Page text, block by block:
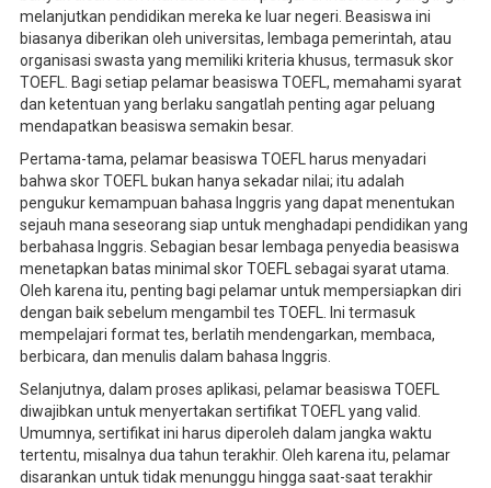
melanjutkan pendidikan mereka ke luar negeri. Beasiswa ini
biasanya diberikan oleh universitas, lembaga pemerintah, atau
organisasi swasta yang memiliki kriteria khusus, termasuk skor
TOEFL. Bagi setiap pelamar beasiswa TOEFL, memahami syarat
dan ketentuan yang berlaku sangatlah penting agar peluang
mendapatkan beasiswa semakin besar.
Pertama-tama, pelamar beasiswa TOEFL harus menyadari
bahwa skor TOEFL bukan hanya sekadar nilai; itu adalah
pengukur kemampuan bahasa Inggris yang dapat menentukan
sejauh mana seseorang siap untuk menghadapi pendidikan yang
berbahasa Inggris. Sebagian besar lembaga penyedia beasiswa
menetapkan batas minimal skor TOEFL sebagai syarat utama.
Oleh karena itu, penting bagi pelamar untuk mempersiapkan diri
dengan baik sebelum mengambil tes TOEFL. Ini termasuk
mempelajari format tes, berlatih mendengarkan, membaca,
berbicara, dan menulis dalam bahasa Inggris.
Selanjutnya, dalam proses aplikasi, pelamar beasiswa TOEFL
diwajibkan untuk menyertakan sertifikat TOEFL yang valid.
Umumnya, sertifikat ini harus diperoleh dalam jangka waktu
tertentu, misalnya dua tahun terakhir. Oleh karena itu, pelamar
disarankan untuk tidak menunggu hingga saat-saat terakhir